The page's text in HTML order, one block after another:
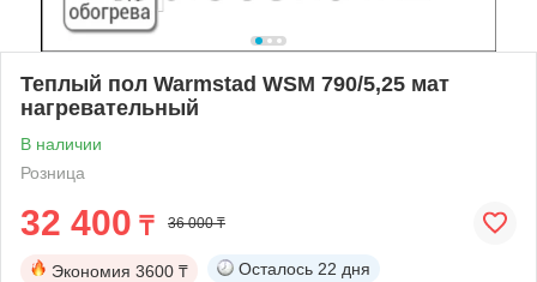
Теплый пол Warmstad WSM 790/5,25 мат
нагревательный
В наличии
Розница
32 400 ₸ 36 000 ₸
Экономия 3600 ₸ Осталось 22 дня